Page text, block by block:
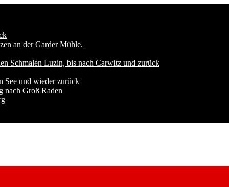
an der Garder Mühle.
Schmalen Luzin, bis nach Carwitz und zurück
See und wieder zurück
nach Groß Raden